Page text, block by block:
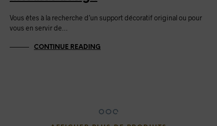
Vous êtes à la recherche d’un support décoratif original ou pour
vous en servir de…
CONTINUE READING